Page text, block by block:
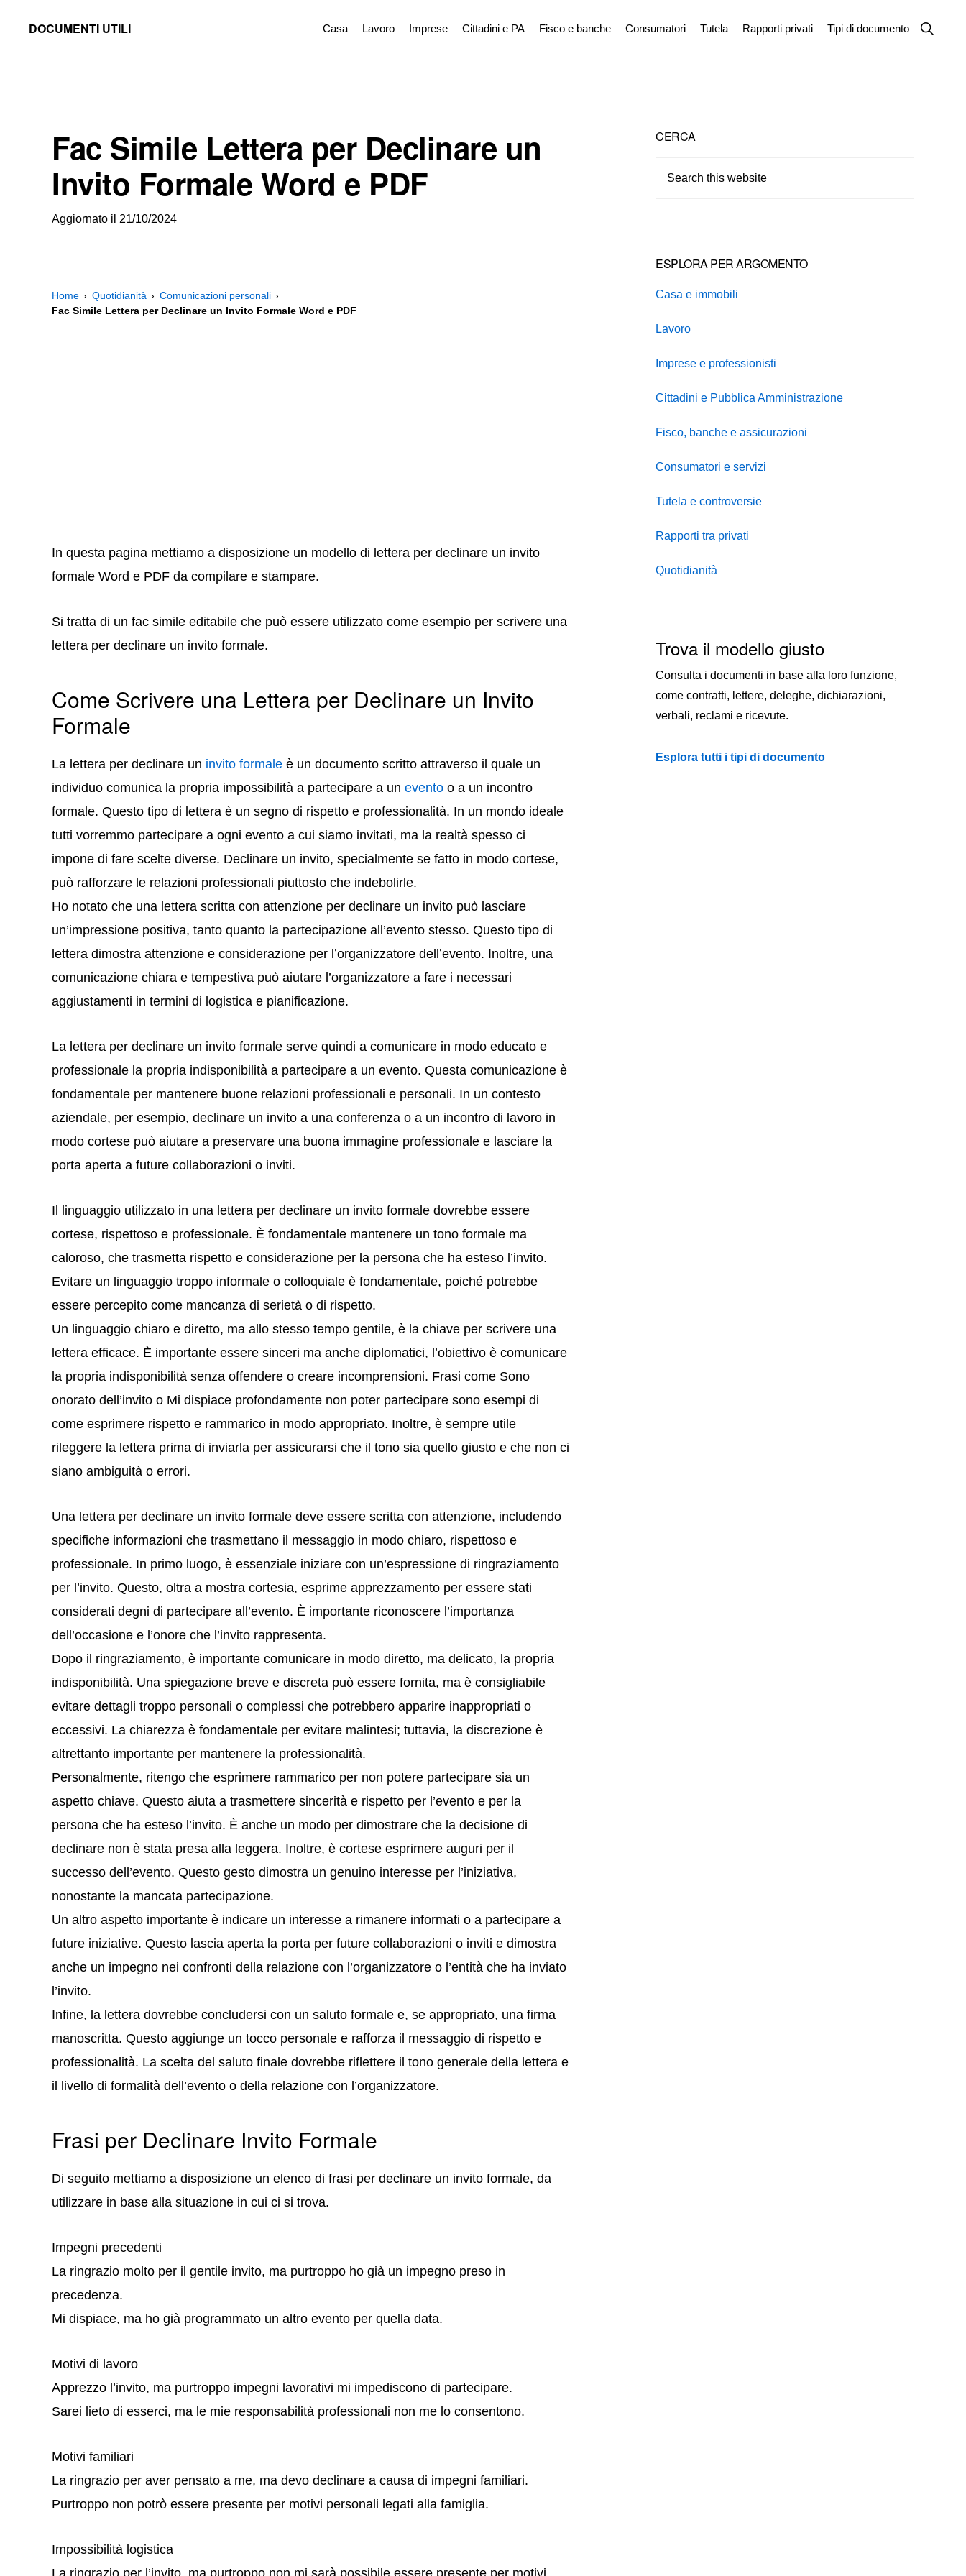
DOCUMENTI UTILI
Stampare
Casa Lavoro Imprese Cittadini e PA Fisco e banche Consumatori Tutela Rapporti privati Tipi di documento
Show
Search
Fac Simile Lettera per Declinare un
Invito Formale Word e PDF
Aggiornato il 21/10/2024
Home Quotidianità
Comunicazioni personali
Fac Simile Lettera per Declinare un Invito Formale Word e PDF
In questa pagina mettiamo a disposizione un modello di lettera per declinare un invito
formale Word e PDF da compilare e stampare.
Si tratta di un fac simile editabile che può essere utilizzato come esempio per scrivere una
lettera per declinare un invito formale.
Come Scrivere una Lettera per Declinare un Invito
Formale
La lettera per declinare un invito formale è un documento scritto attraverso il quale un
individuo comunica la propria impossibilità a partecipare a un evento o a un incontro
formale. Questo tipo di lettera è un segno di rispetto e professionalità. In un mondo ideale
tutti vorremmo partecipare a ogni evento a cui siamo invitati, ma la realtà spesso ci
impone di fare scelte diverse. Declinare un invito, specialmente se fatto in modo cortese,
può rafforzare le relazioni professionali piuttosto che indebolirle.
Ho notato che una lettera scritta con attenzione per declinare un invito può lasciare
un’impressione positiva, tanto quanto la partecipazione all’evento stesso. Questo tipo di
lettera dimostra attenzione e considerazione per l’organizzatore dell’evento. Inoltre, una
comunicazione chiara e tempestiva può aiutare l’organizzatore a fare i necessari
aggiustamenti in termini di logistica e pianificazione.
La lettera per declinare un invito formale serve quindi a comunicare in modo educato e
professionale la propria indisponibilità a partecipare a un evento. Questa comunicazione è
fondamentale per mantenere buone relazioni professionali e personali. In un contesto
aziendale, per esempio, declinare un invito a una conferenza o a un incontro di lavoro in
modo cortese può aiutare a preservare una buona immagine professionale e lasciare la
porta aperta a future collaborazioni o inviti.
Il linguaggio utilizzato in una lettera per declinare un invito formale dovrebbe essere
cortese, rispettoso e professionale. È fondamentale mantenere un tono formale ma
caloroso, che trasmetta rispetto e considerazione per la persona che ha esteso l’invito.
Evitare un linguaggio troppo informale o colloquiale è fondamentale, poiché potrebbe
essere percepito come mancanza di serietà o di rispetto.
Un linguaggio chiaro e diretto, ma allo stesso tempo gentile, è la chiave per scrivere una
lettera efficace. È importante essere sinceri ma anche diplomatici, l’obiettivo è comunicare
la propria indisponibilità senza offendere o creare incomprensioni. Frasi come Sono
onorato dell’invito o Mi dispiace profondamente non poter partecipare sono esempi di
come esprimere rispetto e rammarico in modo appropriato. Inoltre, è sempre utile
rileggere la lettera prima di inviarla per assicurarsi che il tono sia quello giusto e che non ci
siano ambiguità o errori.
Una lettera per declinare un invito formale deve essere scritta con attenzione, includendo
specifiche informazioni che trasmettano il messaggio in modo chiaro, rispettoso e
professionale. In primo luogo, è essenziale iniziare con un’espressione di ringraziamento
per l’invito. Questo, oltra a mostra cortesia, esprime apprezzamento per essere stati
considerati degni di partecipare all’evento. È importante riconoscere l’importanza
dell’occasione e l’onore che l’invito rappresenta.
Dopo il ringraziamento, è importante comunicare in modo diretto, ma delicato, la propria
indisponibilità. Una spiegazione breve e discreta può essere fornita, ma è consigliabile
evitare dettagli troppo personali o complessi che potrebbero apparire inappropriati o
eccessivi. La chiarezza è fondamentale per evitare malintesi; tuttavia, la discrezione è
altrettanto importante per mantenere la professionalità.
Personalmente, ritengo che esprimere rammarico per non potere partecipare sia un
aspetto chiave. Questo aiuta a trasmettere sincerità e rispetto per l’evento e per la
persona che ha esteso l’invito. È anche un modo per dimostrare che la decisione di
declinare non è stata presa alla leggera. Inoltre, è cortese esprimere auguri per il
successo dell’evento. Questo gesto dimostra un genuino interesse per l’iniziativa,
nonostante la mancata partecipazione.
Un altro aspetto importante è indicare un interesse a rimanere informati o a partecipare a
future iniziative. Questo lascia aperta la porta per future collaborazioni o inviti e dimostra
anche un impegno nei confronti della relazione con l’organizzatore o l’entità che ha inviato
l’invito.
Infine, la lettera dovrebbe concludersi con un saluto formale e, se appropriato, una firma
manoscritta. Questo aggiunge un tocco personale e rafforza il messaggio di rispetto e
professionalità. La scelta del saluto finale dovrebbe riflettere il tono generale della lettera e
il livello di formalità dell’evento o della relazione con l’organizzatore.
Frasi per Declinare Invito Formale
Di seguito mettiamo a disposizione un elenco di frasi per declinare un invito formale, da
utilizzare in base alla situazione in cui ci si trova.
Impegni precedenti
La ringrazio molto per il gentile invito, ma purtroppo ho già un impegno preso in
precedenza.
Mi dispiace, ma ho già programmato un altro evento per quella data.
Motivi di lavoro
Apprezzo l’invito, ma purtroppo impegni lavorativi mi impediscono di partecipare.
Sarei lieto di esserci, ma le mie responsabilità professionali non me lo consentono.
Motivi familiari
La ringrazio per aver pensato a me, ma devo declinare a causa di impegni familiari.
Purtroppo non potrò essere presente per motivi personali legati alla famiglia.
Impossibilità logistica
La ringrazio per l’invito, ma purtroppo non mi sarà possibile essere presente per motivi
Primary
Sidebar
CERCA
ESPLORA PER ARGOMENTO
Casa e immobili
Lavoro
Imprese e professionisti
Cittadini e Pubblica Amministrazione
Fisco, banche e assicurazioni
Consumatori e servizi
Tutela e controversie
Rapporti tra privati
Quotidianità
Trova il modello giusto
Consulta i documenti in base alla loro funzione,
come contratti, lettere, deleghe, dichiarazioni,
verbali, reclami e ricevute.
Esplora tutti i tipi di documento